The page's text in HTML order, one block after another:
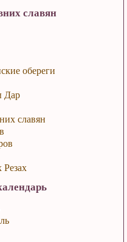
славян
обереги
Дар
славян
Резах